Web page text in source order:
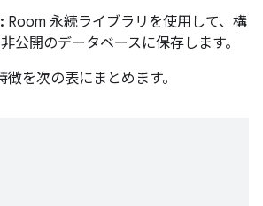
Room 永続ライブラリを使用して、構
公開のデータベースに保存します。
を次の表にまとめます。